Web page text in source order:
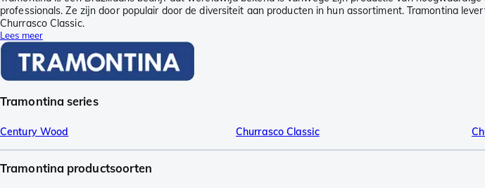
professionals. Ze zijn door populair door de diversiteit aan producten in hun assortiment. Tramontina
Churrasco Classic.
Lees meer
Tramontina series
Century Wood Churrasco Classic
Tramontina productsoorten